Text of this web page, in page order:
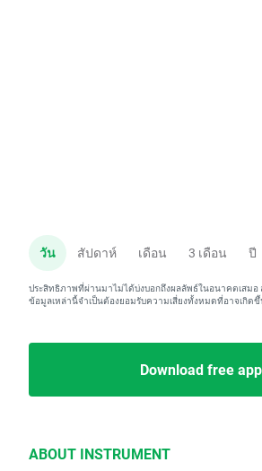
วัน สัปดาห์ เดือน 3 เดือน ปี
ประสิทธิภาพที่ผ่านมาไม่ได้บ่งบอกถึงผลลัพธ์ในอนาคตเสม
ข้อมูลเหล่านี้จำเป็นต้องยอมรับความเสี่ยงทั้งหมดที่อาจเกิด
Download free app
ABOUT INSTRUMENT